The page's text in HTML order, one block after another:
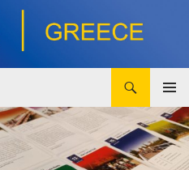
ΚΎΡΙΟ
ΜΕΝΟΎ